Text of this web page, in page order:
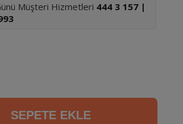
Müşteri Hizmetleri 444 3 157 |
SEPETE EKLE